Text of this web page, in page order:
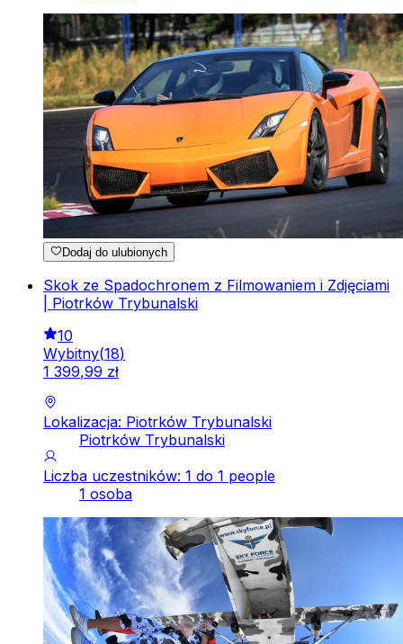
Dodaj do ulubionych
Skok ze Spadochronem z Filmowaniem i Zdjęciami
| Piotrków Trybunalski
10
Wybitny(18)
1 399,99 zł
Lokalizacja: Piotrków Trybunalski
Piotrków Trybunalski
Liczba uczestników: 1 do 1 people
1 osoba